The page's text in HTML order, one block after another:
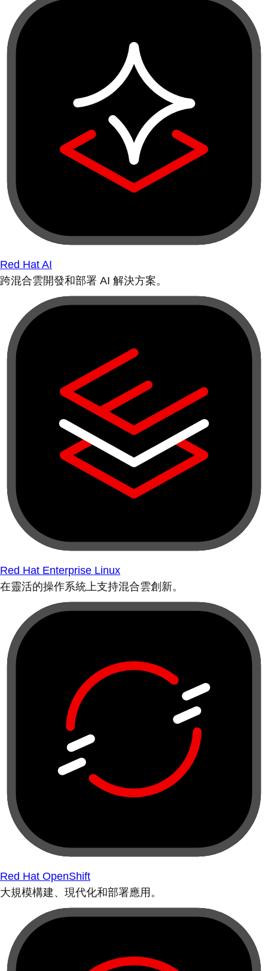
Red Hat AI
跨混合雲開發和部署 AI 解決方案。
Red Hat Enterprise Linux
在靈活的操作系統上支持混合雲創新。
Red Hat OpenShift
大規模構建、現代化和部署應用。